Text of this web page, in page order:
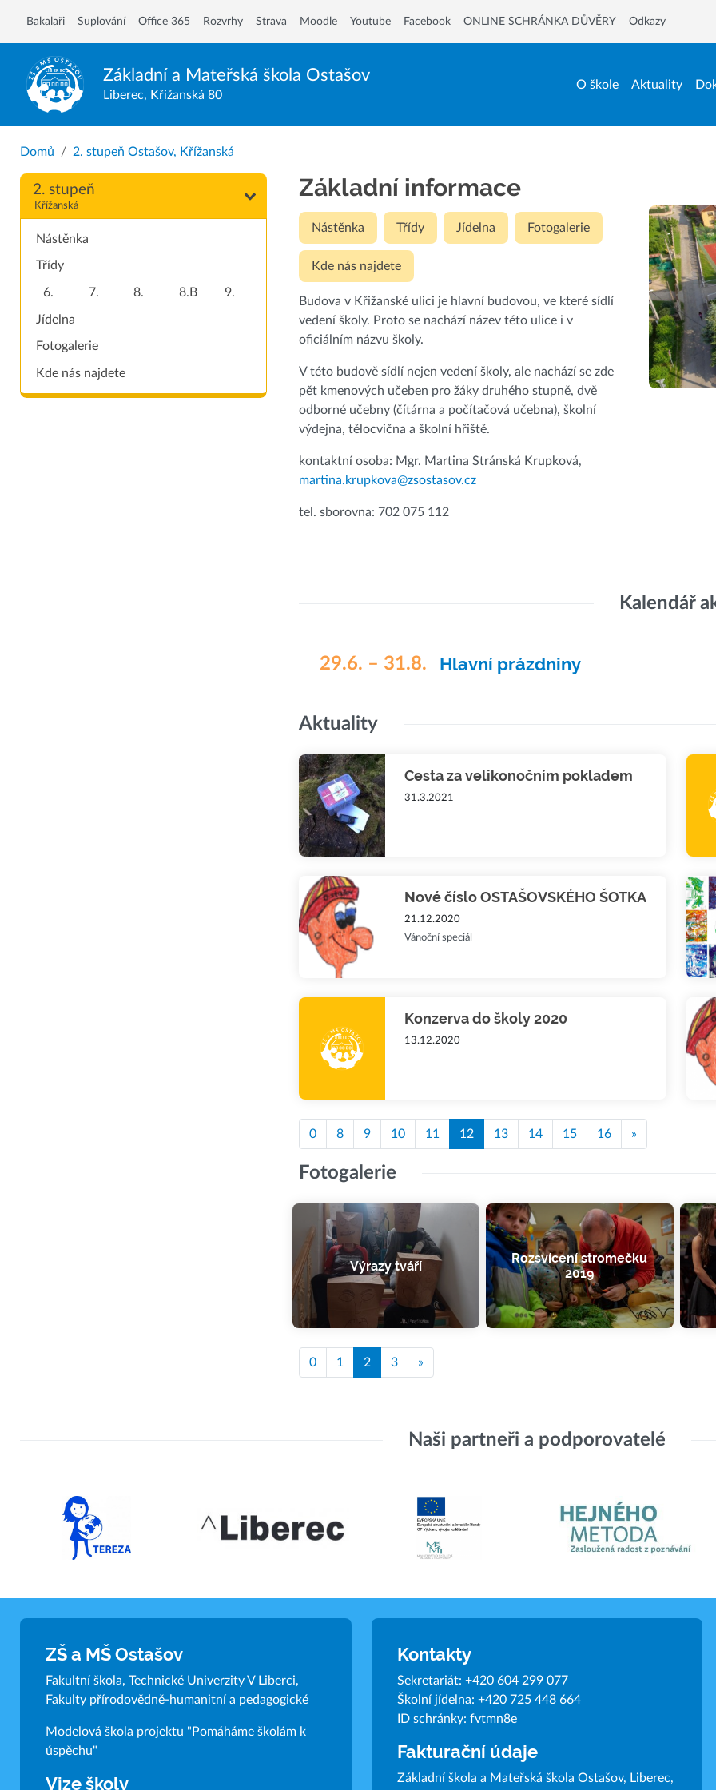
Základní a Mateřská škola Ostašov
Liberec, Křižanská 80
O škole Aktuality
Bakalaři Suplování Office 365 Rozvrhy Strava Moodle Youtube Facebook ONLINE SCHRÁNKA DŮVĚRY Odkazy
Domů 2. stupeň Ostašov, Křížanská
2. stupeň
Křížanská
Nástěnka
Třídy
6. 7. 8. 8.B 9.
Jídelna
Fotogalerie
Kde nás najdete
Základní informace
Nástěnka Třídy Jídelna Fotogalerie
Kde nás najdete
Budova v Křižanské ulici je hlavní budovou, ve které sídlí
vedení školy. Proto se nachází název této ulice i v
oficiálním názvu školy.
V této budově sídlí nejen vedení školy, ale nachází se zde
pět kmenových učeben pro žáky druhého stupně, dvě
odborné učebny (čítárna a počítačová učebna), školní
výdejna, tělocvična a školní hřiště.
kontaktní osoba: Mgr. Martina Stránská Krupková,
martina.krupkova@zsostasov.cz
tel. sborovna: 702 075 112
Kalendář
29.6. – 31.8. Hlavní prázdniny
Aktuality
Cesta za velikonočním pokladem
31.3.2021
Nové číslo OSTAŠOVSKÉHO ŠOTKA
21.12.2020
Vánoční speciál
Konzerva do školy 2020
13.12.2020
0 8 9 10 11 12 13 14 15 16 »
Fotogalerie
Výrazy tváří
Rozsvícení stromečku
2019
0 1 2 3 »
Naši partneři a podporovatelé
ZŠ a MŠ Ostašov
Fakultní škola, Technické Univerzity V Liberci,
Fakulty přírodovědně-humanitní a pedagogické
Modelová škola projektu "Pomáháme školám k
úspěchu"
Vize školy
Kontakty
Sekretariát: +420 604 299 077
Školní jídelna: +420 725 448 664
ID schránky: fvtmn8e
Fakturační údaje
Základní škola a Mateřská škola Ostašov, Liberec,